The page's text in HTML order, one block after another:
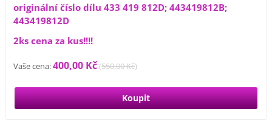
originální číslo dílu 433 419 812D; 443419812B;
443419812D
2ks cena za kus!!!!
Vaše cena:400,00 Kč(550,00 Kč)